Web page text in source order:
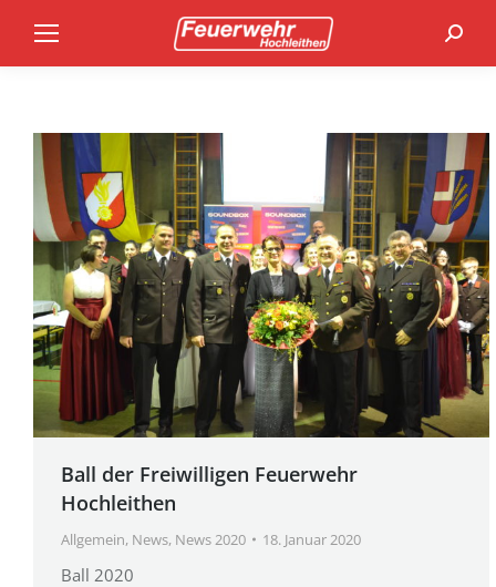
Ball der Freiwilligen Feuerwehr
Hochleithen
Allgemein, News, News 2020 18. Januar 2020
Ball 2020